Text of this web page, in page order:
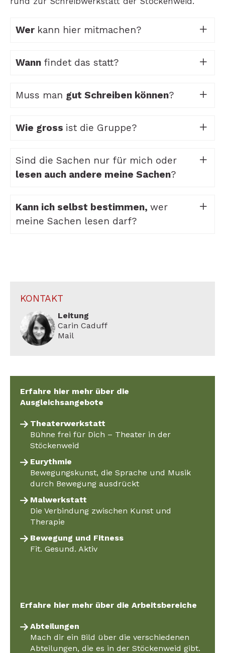
Wer kann hier mitmachen?
Wann findet das statt?
Muss man gut Schreiben können?
Wie gross ist die Gruppe?
Sind die Sachen nur für mich oder
lesen auch andere meine Sachen?
Kann ich selbst bestimmen, wer
meine Sachen lesen darf?
KONTAKT
Leitung
Carin Caduff
Mail
Erfahre hier mehr über die
Ausgleichsangebote
Theaterwerkstatt
Bühne frei für Dich – Theater in der
Stöckenweid
Eurythmie
Bewegungskunst, die Sprache und Musik
durch Bewegung ausdrückt
Malwerkstatt
Die Verbindung zwischen Kunst und
Therapie
Bewegung und Fitness
Fit. Gesund. Aktiv
Erfahre hier mehr über die Arbeitsbereiche
Abteilungen
Mach dir ein Bild über die verschiedenen
Abteilungen, die es in der Stöckenweid gibt.